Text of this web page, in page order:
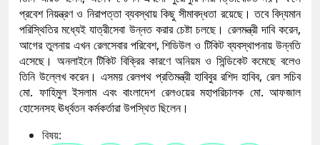
প্রবেশ নিয়ন্ত্রণ ও নিরাপত্তা ব্যবস্থায় কিছু সীমাবদ্ধতা রয়েছে। তবে বিদ্যমান
পরিস্থিতির মধ্যেই যাত্রীসেবা উন্নত করার চেষ্টা চলছে। রেলমন্ত্রী দাবি করেন,
আগের তুলনায় এখন রেলসেবার পরিবেশ, শিডিউল ও টিকিট ব্যবস্থাপনায় উন্নতি
এসেছে। অনলাইনে টিকিট বিক্রির কারণে অনিয়ম ও সিন্ডিকেট কমেছে বলেও
তিনি উল্লেখ করেন। এসময় রেলপথ প্রতিমন্ত্রী হাবিবুর রশিদ হাবিব, রেল সচিব
মো. ফাহিমুল ইসলাম এবং বাংলাদেশ রেলওয়ের মহাপরিচালক মো. আফজাল
হোসেনসহ ঊর্ধ্বতন কর্মকর্তারা উপস্থিত ছিলেন।
বিষয়: